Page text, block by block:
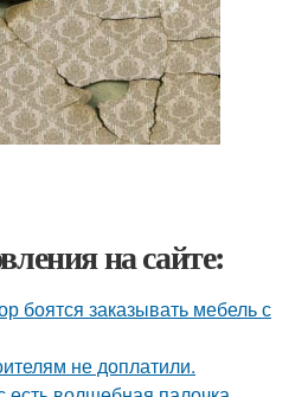
на сайте:
боятся заказывать мебель с
не доплатили.